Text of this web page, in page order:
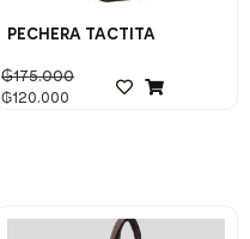
PECHERA TACTITA
₲175.000
₲120.000